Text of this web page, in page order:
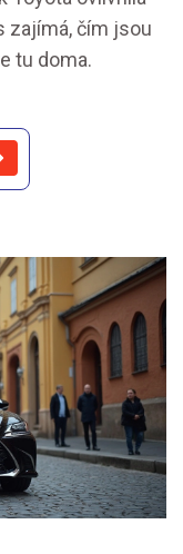
zajímá, čím jsou
tu doma.